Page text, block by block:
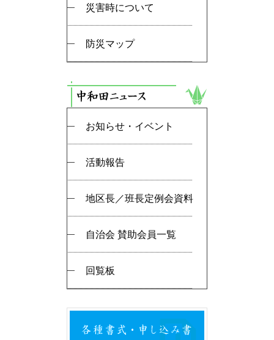
災害時について
防災マップ
お知らせ・イベント
活動報告
地区長／班長定例会資料
自治会 賛助会員一覧
回覧板